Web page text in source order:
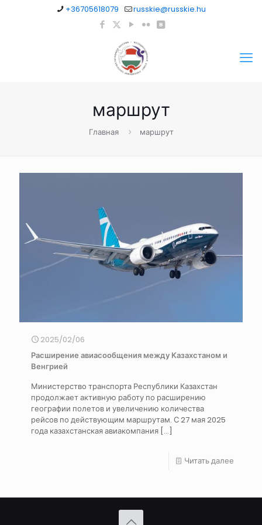
+36705618079 russkie@russkie.hu
маршрут
Главная маршрут
2025/02/06
Расширение авиасообщения между Казахстаном и
Венгрией
Министерство транспорта Республики Казахстан
продолжает активную работу по расширению
географии полетов и увеличению количества
рейсов по действующим маршрутам. С 27 мая 2025
года казахстанская авиакомпания […]
Читать далее